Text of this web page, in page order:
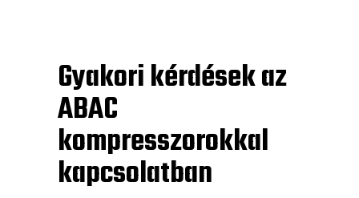
Gyakori kérdések az
ABAC
kompresszorokkal
kapcsolatban